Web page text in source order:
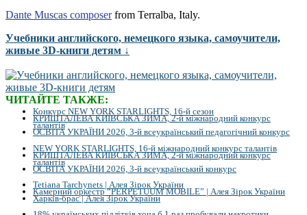
Dante Muscas composerfrom Terralba, Italy.
Учебники английского, немецкого языка, самоучители,
живые 3D-книги детям ↓
ЧИТАЙТЕ ТАКЖЕ:
Конкурс NEW YORK STARLIGHTS, 16-й сезон
КРИШТАЛЕВА КИЇВСЬКА ЗИМА, 2-й міжнародний конкурс
талантів
ОСВІТА УКРАЇНИ 2026, 3-й всеукраїнський педагогічний конкурс
NEW YORK STARLIGHTS, 16-й міжнародний конкурс талантів
КРИШТАЛЕВА КИЇВСЬКА ЗИМА, 2-й міжнародний конкурс
талантів
ОСВІТА УКРАЇНИ 2026, 3-й всеукраїнський конкурс
Tetiana Tarchynets | Алея Зірок України
Камерний оркестр “PERPETUUM MOBILE” | Алея Зірок України
Харків-брас | Алея Зірок України